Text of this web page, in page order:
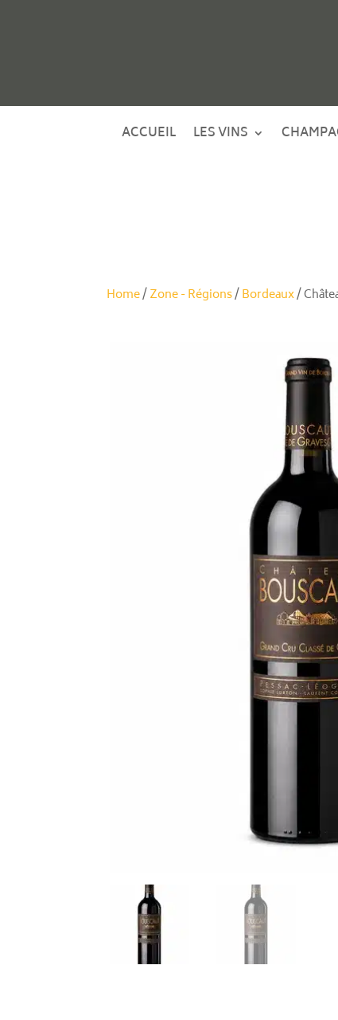
ACCUEIL LES VINS
Home/Zone - Régions/Bordeaux/